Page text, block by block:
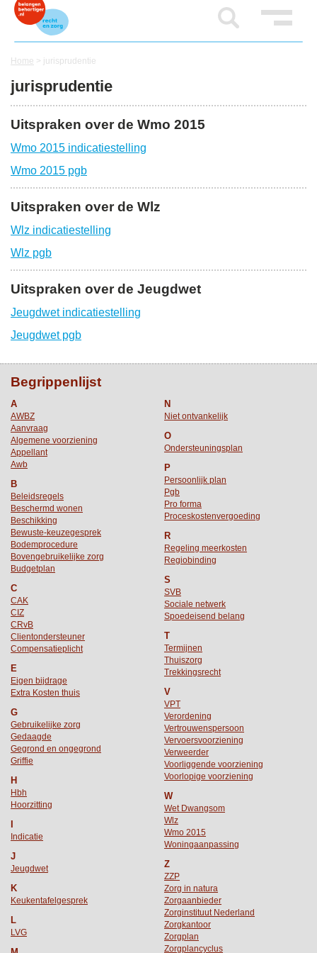
Home > jurisprudentie
jurisprudentie
Uitspraken over de Wmo 2015
Wmo 2015 indicatiestelling
Wmo 2015 pgb
Uitspraken over de Wlz
Wlz indicatiestelling
Wlz pgb
Uitspraken over de Jeugdwet
Jeugdwet indicatiestelling
Jeugdwet pgb
Begrippenlijst
A
AWBZ
Aanvraag
Algemene voorziening
Appellant
Awb
B
Beleidsregels
Beschermd wonen
Beschikking
Bewuste-keuzegesprek
Bodemprocedure
Bovengebruikelijke zorg
Budgetplan
C
CAK
CIZ
CRvB
Clientondersteuner
Compensatieplicht
E
Eigen bijdrage
Extra Kosten thuis
G
Gebruikelijke zorg
Gedaagde
Gegrond en ongegrond
Griffie
H
Hbh
Hoorzitting
I
Indicatie
J
Jeugdwet
K
Keukentafelgesprek
L
LVG
N
Niet ontvankelijk
O
Ondersteuningsplan
P
Persoonlijk plan
Pgb
Pro forma
Proceskostenvergoeding
R
Regeling meerkosten
Regiobinding
S
SVB
Sociale netwerk
Spoedeisend belang
T
Termijnen
Thuiszorg
Trekkingsrecht
V
VPT
Verordening
Vertrouwenspersoon
Vervoersvoorziening
Verweerder
Voorliggende voorziening
Voorlopige voorziening
W
Wet Dwangsom
Wlz
Wmo 2015
Woningaanpassing
Z
ZZP
Zorg in natura
Zorgaanbieder
Zorginstituut Nederland
Zorgkantoor
Zorgplan
Zorgplancyclus